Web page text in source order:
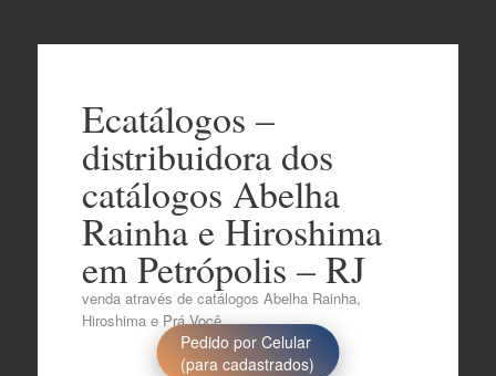
Pedido por Celular
(para cadastrados)
Ecatálogos –
distribuidora dos
catálogos Abelha
Rainha e Hiroshima
em Petrópolis – RJ
venda através de catálogos Abelha Rainha,
Hiroshima e Prá Você..